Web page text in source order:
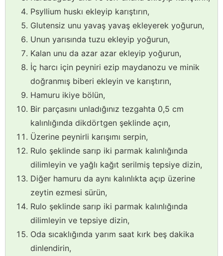
Psyllium huskı ekleyip karıştırın,
Glutensiz unu yavaş yavaş ekleyerek yoğurun,
Unun yarısında tuzu ekleyip yoğurun,
Kalan unu da azar azar ekleyip yoğurun,
İç harcı için peyniri ezip maydanozu ve minik
doğranmış biberi ekleyin ve karıştırın,
Hamuru ikiye bölün,
Bir parçasını unladığınız tezgahta 0,5 cm
kalınlığında dikdörtgen şeklinde açın,
Üzerine peynirli karışımı serpin,
Rulo şeklinde sarıp iki parmak kalınlığında
dilimleyin ve yağlı kağıt serilmiş tepsiye dizin,
Diğer hamuru da aynı kalınlıkta açıp üzerine
zeytin ezmesi sürün,
Rulo şeklinde sarıp iki parmak kalınlığında
dilimleyin ve tepsiye dizin,
Oda sıcaklığında yarım saat kırk beş dakika
dinlendirin,